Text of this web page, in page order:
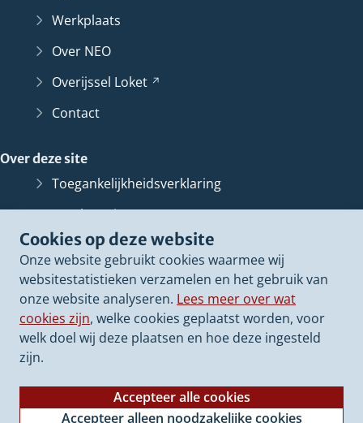
Cookies op deze website
Onze website gebruikt cookies waarmee wij
websitestatistieken verzamelen en het gebruik van
onze website analyseren. Lees meer over wat
cookies zijn, welke cookies geplaatst worden, voor
welk doel wij deze plaatsen en hoe deze ingesteld
zijn.
Accepteer alle cookies
Accepteer alleen noodzakelijke cookies
Werkplaats
Over NEO
Overijssel Loket
Contact
Over deze site
Toegankelijkheidsverklaring
Bescherming persoonsgegevens
Informatiebeveiliging
Proclaimer
Cookieverklaring
Archief van dezewebsite
(Verwijst
andere
website)